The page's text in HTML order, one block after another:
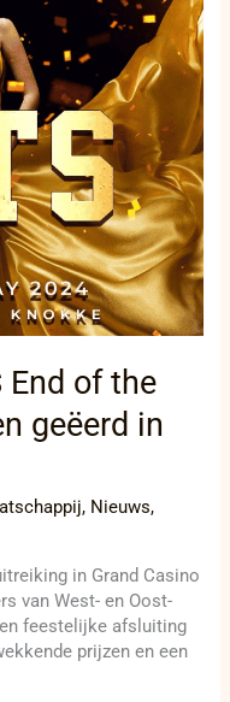
End of the
geëerd in
, Nieuws,
in Grand Casino
van West- en Oost-
feestelijke afsluiting
prijzen en een